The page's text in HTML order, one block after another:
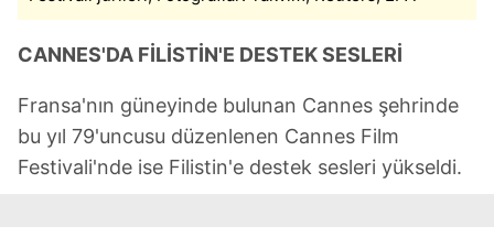
CANNES'DA FİLİSTİN'E DESTEK SESLERİ
Fransa'nın güneyinde bulunan Cannes şehrinde
bu yıl 79'uncusu düzenlenen Cannes Film
Festivali'nde ise Filistin'e destek sesleri yükseldi.